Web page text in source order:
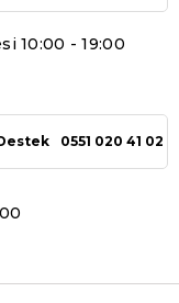
10:00 - 19:00
0551 020 41 02